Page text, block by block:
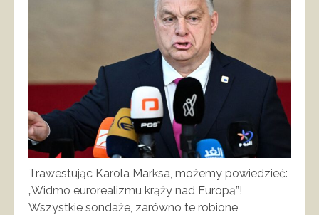
Trawestując Karola Marksa, możemy powiedzieć:
„Widmo eurorealizmu krąży nad Europą”!
Wszystkie sondaże, zarówno te robione